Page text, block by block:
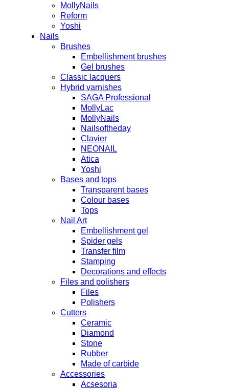
MollyNails
Reform
Yoshi
Nails
Brushes
Embellishment brushes
Gel brushes
Classic lacquers
Hybrid varnishes
SAGA Professional
MollyLac
MollyNails
Nailsoftheday
Clavier
NEONAIL
Atica
Yoshi
Bases and tops
Transparent bases
Colour bases
Tops
Nail Art
Embellishment gel
Spider gels
Transfer film
Stamping
Decorations and effects
Files and polishers
Files
Polishers
Cutters
Ceramic
Diamond
Stone
Rubber
Made of carbide
Accessories
Acsesoria